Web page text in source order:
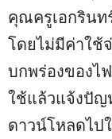
คุณครูเอกรินท
โดยไม่มีค่าใช้
บกพร่องของไ
ใช้แล้วแจ้งปัญ
ดาวน์โหลดไป